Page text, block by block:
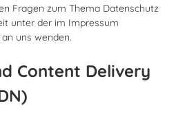
Fragen zum Thema Datenschutz
unter der im Impressum
uns wenden.
Content Delivery